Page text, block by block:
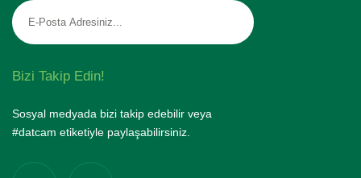
Bizi Takip Edin!
Sosyal medyada bizi takip edebilir veya
#datcam etiketiyle paylaşabilirsiniz.